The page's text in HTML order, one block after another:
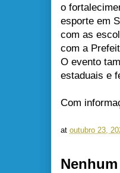
o
esporte em
com as
com a
O evento
estaduais e
Com
at outubro 23,